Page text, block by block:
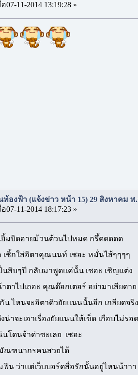
07-11-2014 13:19:28 »
ท้องฟ้า (แจ้งข่าว หน้า 15) 29 สิงหาคม พ.
07-11-2014 18:17:23 »
ยิ้มบิดอายม้วนต้วนไปหมด กรึ้ดดดดด
เชิ้กใส่อิตาคุณนนท์ เชอะ หมั่นไส้ๆๆๆๆ
นสิบๆปี กลับมาพูดแค่นั้น เชอะ เชิญแต่ง
ตาไปเถอะ คุณด๊อกเตอร์ อย่ามาเสียดาย
น ไหนจะอิตาดิวยัยแนนนั้นอีก เกลียดจริง
าจะเอาเรื่องยัยแนนให้เข็ด เกือบไม่รอด
โดนจ้าด่าซะเลย เชอะ
ณฑนากรคนสวยได้
ฟิน ว่าแต่เว็บบอร์ดสื่อรักนั้นอยู่ไหนน้าาา